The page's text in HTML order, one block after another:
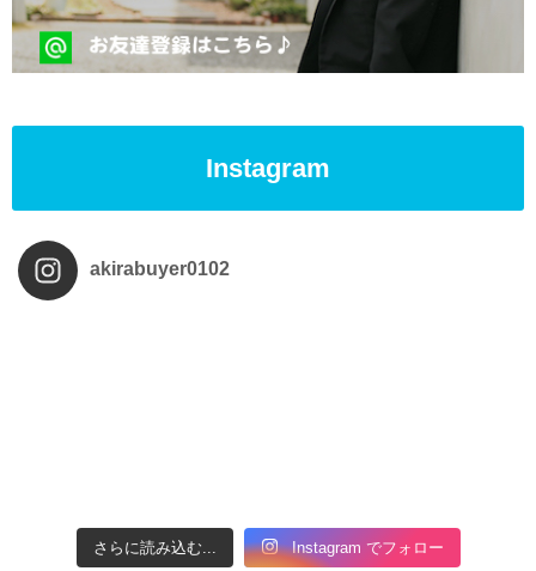
Instagram
akirabuyer0102
さらに読み込む... Instagram でフォロー